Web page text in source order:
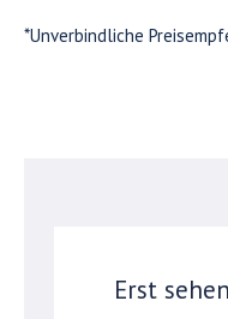
*Unverbindliche
Erst